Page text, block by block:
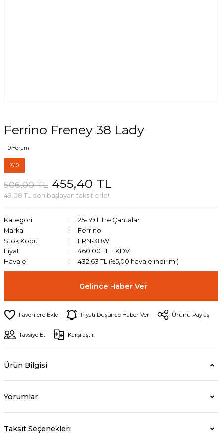
Ferrino Freney 38 Lady
0 Yorum
%10
506,00 TL 455,40 TL
49,08 TL den başlayan taksitlerle!
Kategori
25-39 Litre Çantalar
Marka
Ferrino
Stok Kodu
FRN-38W
Fiyat
460,00 TL + KDV
Havale
432,63 TL (%5,00 havale indirimi)
Gelince Haber Ver
Fiyatı Düşünce Haber Ver Ürünü Paylaş
Tavsiye Et Karşılaştır
Ürün Bilgisi
Yorumlar
Taksit Seçenekleri